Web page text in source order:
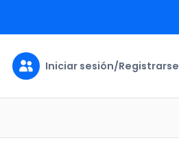
Iniciar sesión/Registrarse